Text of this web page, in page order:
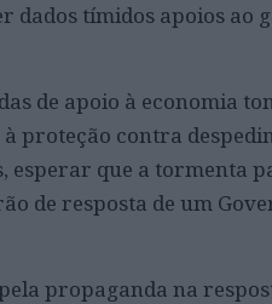
tímidos apoios ao
de apoio à economia
proteção contra
que a tormenta
de resposta de um
propaganda na